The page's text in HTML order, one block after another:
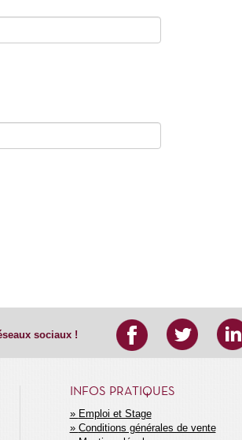
sociaux !
INFOS PRATIQUES
MENU
Emploi et Stage
Conditions générales de vente